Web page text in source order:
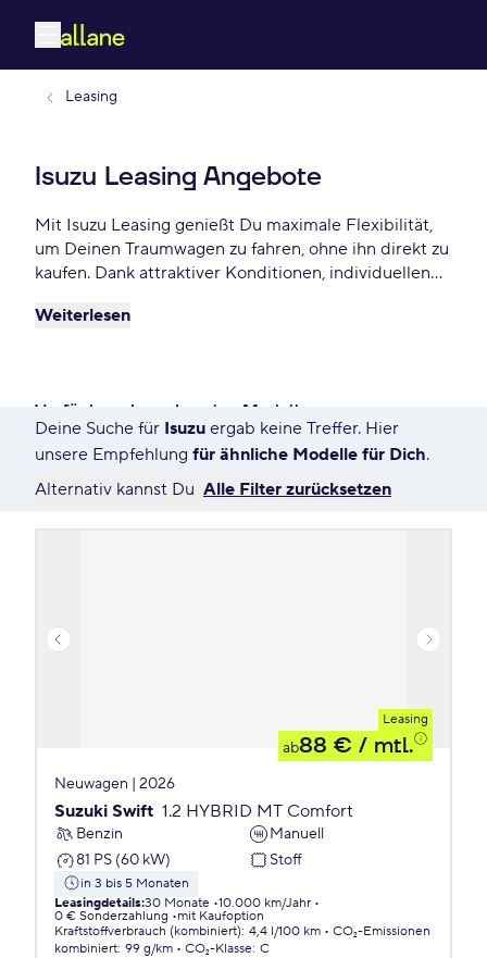
Leasing
Isuzu Leasing Angebote
Mit Isuzu Leasing genießt Du maximale Flexibilität,
um Deinen Traumwagen zu fahren, ohne ihn direkt zu
kaufen. Dank attraktiver Konditionen, individuellen
Isuzu Leasing eine praktische und beliebte Lösung
monatlich für Privat und Gewerbekunden.
Weiterlesen
Verfügbare Isuzu Leasing Modelle
7612 Angebote für Deine Suche
Deine Suche für Isuzu ergab keine Treffer. Hier
unsere Empfehlung für ähnliche Modelle für Dich.
Alternativ kannst Du Alle Filter zurücksetzen
Leasing
ab88 € / mtl.
Neuwagen | 2026
Suzuki Swift 1.2 HYBRID MT Comfort
Benzin
Manuell
81 PS (60 kW)
Stoff
in 3 bis 5 Monaten
Leasingdetails:30 Monate 10.000 km/Jahr
0 € Sonderzahlung
mit Kaufoption
Kraftstoffverbrauch (kombiniert): 4,4 l/100 km
CO₂-Emissionen
kombiniert: 99 g/km CO₂-Klasse: C